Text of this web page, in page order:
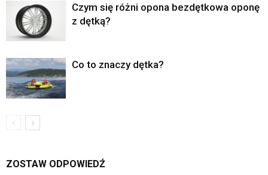
Czym się różni opona bezdętkowa oponę
z dętką?
Co to znaczy dętka?
ZOSTAW ODPOWIEDŹ